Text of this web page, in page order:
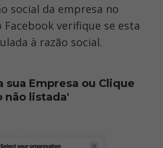
social da empresa no
verifique se esta
à razão social.
sua Empresa ou Clique
não listada'